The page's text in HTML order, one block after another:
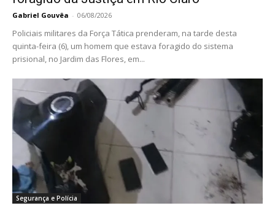
Gabriel Gouvêa - 06/08/2026
Policiais militares da Força Tática prenderam, na tarde desta
quinta-feira (6), um homem que estava foragido do sistema
prisional, no Jardim das Flores, em...
Segurança e Polícia